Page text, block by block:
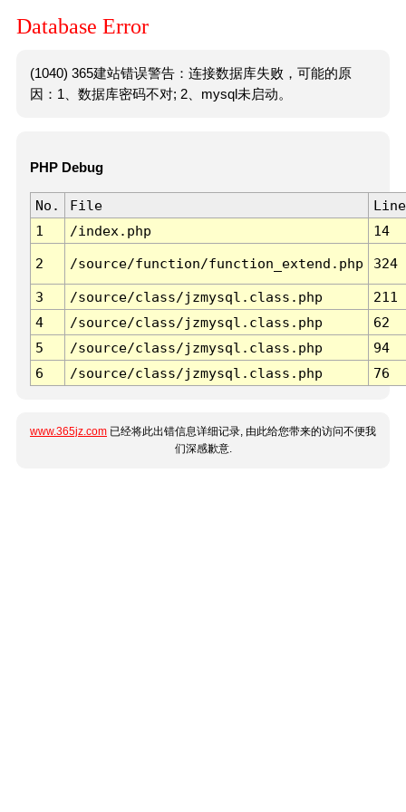
Database Error
(1040) 365建站错误警告：连接数据库失败，可能的原
因：1、数据库密码不对; 2、mysql未启动。
PHP Debug
No. File
Line
1
/index.php 14
2 /source/function/function_extend.php 324
3 /source/class/jzmysql.class.php
211
4
/source/class/jzmysql.class.php
62
5
/source/class/jzmysql.class.php
94
6
/source/class/jzmysql.class.php 76
www.365jz.com 已经将此出错信息详细记录, 由此给您带来的访问不便我
们深感歉意.